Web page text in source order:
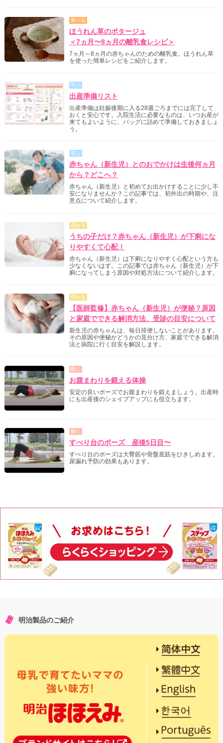
食べる
ほうれん草のポタージュ
＜7ヵ月〜8ヵ月の離乳食レシピ＞
7ヵ月～8ヵ月の赤ちゃんのための離乳食。ほうれん草
を使った簡単レシピをご紹介します。
学ぶ
出産準備リスト
出産準備は妊娠後期に入る28週ごろまでには完了して
おくと安心です。入院生活に必要なものは、いつお産が
来てもよいように、バッグに詰めて準備しておきましょ
う。
学ぶ
赤ちゃん（新生児）とのおでかけは生後何ヵ月
から？どこへ？
赤ちゃん（新生児）と初めてお出かけすることに少し不
安になりませんか？この記事では、初外出の時期や、注
意点について紹介します。
尋ねる
うちの子だけ？赤ちゃん（新生児）が下痢にな
りやすくて心配！
赤ちゃん（新生児）は下痢になりやすく心配という方も
少なくないはず。この記事では赤ちゃん（新生児）が下
痢になってしまう原因や対処方法について紹介します。
尋ねる
【医師監修】赤ちゃん（新生児）が便秘？原因
と家庭でできる解消方法、受診の目安について
新生児の赤ちゃんは、毎日排便しないことがあります。
その原因や便秘かどうかの見分け方、家庭でできる解消
法と病院に行く目安を解説します。
動く
お腹まわりを鍛える体操
安定の良いポーズでお腹まわりを鍛えましょう。出産時
にも出産後のシェイプアップにも役立ちます。
動く
すべり台のポーズ 産後5日目〜
すべり台のポーズは大臀筋や骨盤底筋をひきしめます。
尿漏れ予防の効果もあります。
明治製品のご紹介